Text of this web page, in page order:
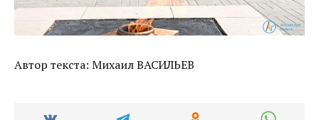
Автор текста: Михаил ВАСИЛЬЕВ